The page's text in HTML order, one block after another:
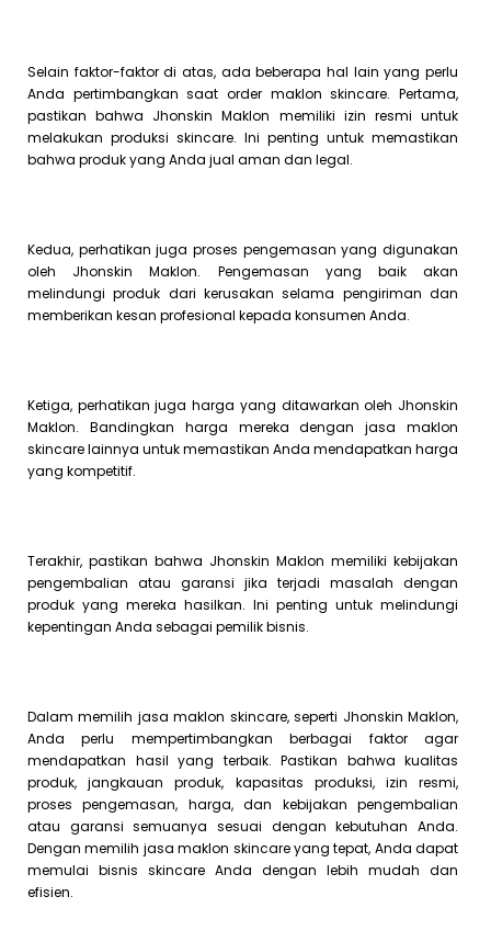
Selain faktor-faktor di atas, ada beberapa hal lain yang perlu
Anda pertimbangkan saat order maklon skincare. Pertama,
pastikan bahwa Jhonskin Maklon memiliki izin resmi untuk
melakukan produksi skincare. Ini penting untuk memastikan
bahwa produk yang Anda jual aman dan legal.
Kedua, perhatikan juga proses pengemasan yang digunakan
oleh Jhonskin Maklon. Pengemasan yang baik akan
melindungi produk dari kerusakan selama pengiriman dan
memberikan kesan profesional kepada konsumen Anda.
Ketiga, perhatikan juga harga yang ditawarkan oleh Jhonskin
Maklon. Bandingkan harga mereka dengan jasa maklon
skincare lainnya untuk memastikan Anda mendapatkan harga
yang kompetitif.
Terakhir, pastikan bahwa Jhonskin Maklon memiliki kebijakan
pengembalian atau garansi jika terjadi masalah dengan
produk yang mereka hasilkan. Ini penting untuk melindungi
kepentingan Anda sebagai pemilik bisnis.
Dalam memilih jasa maklon skincare, seperti Jhonskin Maklon,
Anda perlu mempertimbangkan berbagai faktor agar
mendapatkan hasil yang terbaik. Pastikan bahwa kualitas
produk, jangkauan produk, kapasitas produksi, izin resmi,
proses pengemasan, harga, dan kebijakan pengembalian
atau garansi semuanya sesuai dengan kebutuhan Anda.
Dengan memilih jasa maklon skincare yang tepat, Anda dapat
memulai bisnis skincare Anda dengan lebih mudah dan
efisien.